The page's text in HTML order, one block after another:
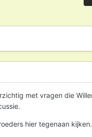
met vragen die
hier tegenaan